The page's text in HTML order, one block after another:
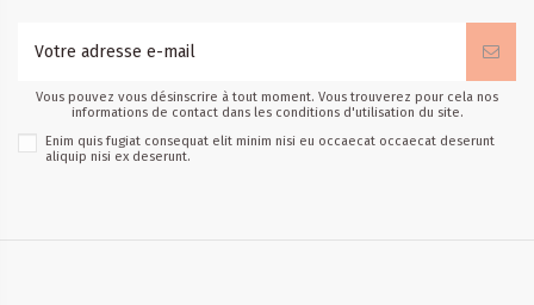
Vous pouvez vous désinscrire à tout moment. Vous trouverez pour cela nos
informations de contact dans les conditions d'utilisation du site.
Enim quis fugiat consequat elit minim nisi eu occaecat occaecat deserunt
aliquip nisi ex deserunt.